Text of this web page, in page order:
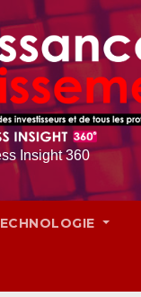
Insight 360